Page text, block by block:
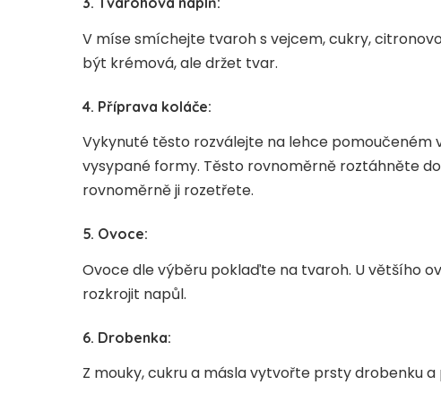
V míse smíchejte tvaroh s vejcem, cukry,
být krémová, ale držet tvar.
4. Příprava koláče:
Vykynuté těsto rozválejte na lehce pomoučeném
vysypané formy. Těsto rovnoměrně roztáhněte
rovnoměrně ji rozetřete.
5. Ovoce:
Ovoce dle výběru poklaďte na tvaroh. U většího
rozkrojit napůl.
6. Drobenka:
Z mouky, cukru a másla vytvořte prsty drobenku